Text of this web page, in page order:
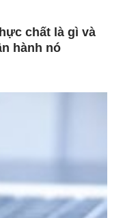
chất là gì và
hành nó